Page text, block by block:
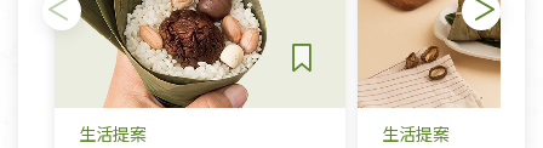
生活提案 生活提案